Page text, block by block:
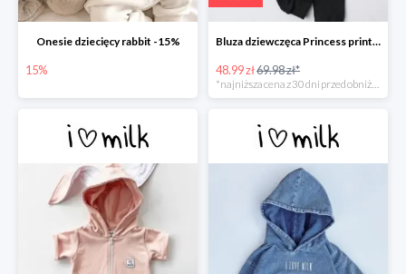
Onesie dziecięcy rabbit -15%
15%
Bluza dziewczęca Princess print -30%
48.99 zł69.98 zł*